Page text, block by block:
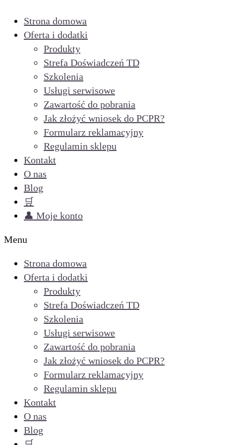
Strona domowa
Oferta i dodatki
Produkty
Strefa Doświadczeń TD
Szkolenia
Usługi serwisowe
Zawartość do pobrania
Jak złożyć wniosek do PCPR?
Formularz reklamacyjny
Regulamin sklepu
Kontakt
O nas
Blog
🛒
👤 Moje konto
Menu
Strona domowa
Oferta i dodatki
Produkty
Strefa Doświadczeń TD
Szkolenia
Usługi serwisowe
Zawartość do pobrania
Jak złożyć wniosek do PCPR?
Formularz reklamacyjny
Regulamin sklepu
Kontakt
O nas
Blog